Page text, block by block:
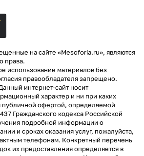
на сайте «Mesoforia.ru», являются
права.
использование материалов без
правообладателя запрещено.
интернет-сайт носит
характер и ни при каких
публичной офертой, определяемой
Гражданского кодекса Российской
подробной информации о
и сроках оказания услуг, пожалуйста,
телефонам. Конкретный перечень
их предоставления определяется в